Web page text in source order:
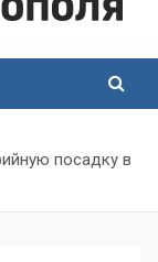
посадку в